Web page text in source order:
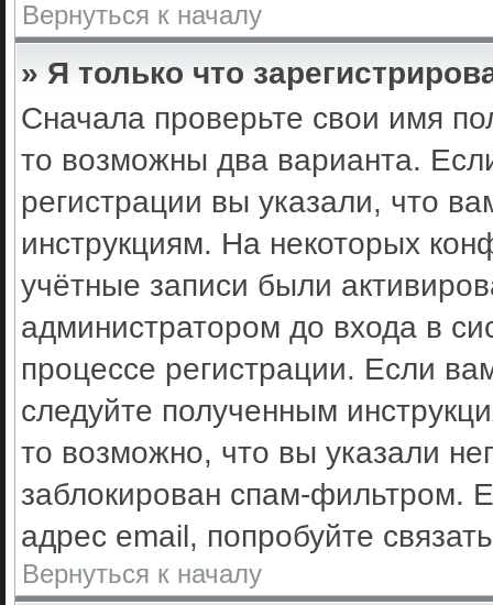
Вернуться к началу
» Я только что
Сначала проверьте свои имя
то возможны два варианта.
регистрации вы указали, что
инструкциям. На некоторых
учётные записи были
администратором до входа в
процессе регистрации. Если
следуйте полученным
то возможно, что вы указали
заблокирован спам-фильтром.
адрес email, попробуйте
Вернуться к началу